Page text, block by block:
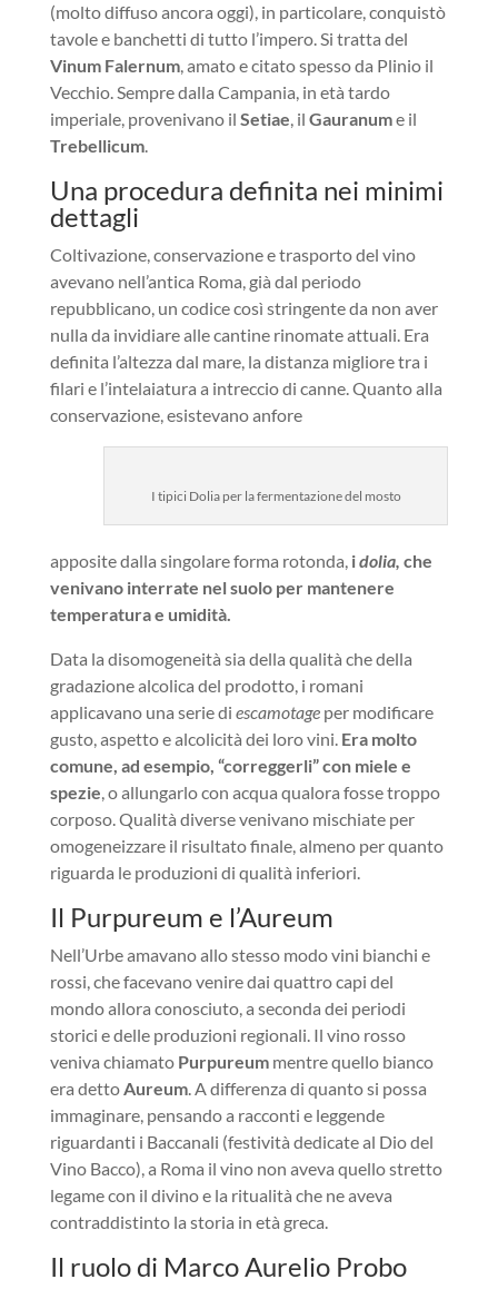
(molto diffuso ancora oggi), in particolare, conquistò
tavole e banchetti di tutto l’impero. Si tratta del
Vinum Falernum, amato e citato spesso da Plinio il
Vecchio. Sempre dalla Campania, in età tardo
imperiale, provenivano il Setiae, il Gauranume il
Trebellicum.
Una procedura definita nei minimi
dettagli
Coltivazione, conservazione e trasporto del vino
avevano nell’antica Roma, già dal periodo
repubblicano, un codice così stringente da non aver
nulla da invidiare alle cantine rinomate attuali. Era
definita l’altezza dal mare, la distanza migliore tra i
filari e l’intelaiatura a intreccio di canne. Quanto alla
conservazione, esistevano anfore
I tipici Dolia per la fermentazione del mosto
apposite dalla singolare forma rotonda, idolia, che
venivano interrate nel suolo per mantenere
temperatura e umidità.
Data la disomogeneità sia della qualità che della
gradazione alcolica del prodotto, i romani
applicavano una serie di escamotageper modificare
gusto, aspetto e alcolicità dei loro vini. Era molto
comune, ad esempio, “correggerli” con miele e
spezie, o allungarlo con acqua qualora fosse troppo
corposo. Qualità diverse venivano mischiate per
omogeneizzare il risultato finale, almeno per quanto
riguarda le produzioni di qualità inferiori.
Il Purpureum e l’Aureum
Nell’Urbe amavano allo stesso modo vini bianchi e
rossi, che facevano venire dai quattro capi del
mondo allora conosciuto, a seconda dei periodi
storici e delle produzioni regionali. Il vino rosso
veniva chiamato Purpureummentre quello bianco
era dettoAureum. A differenza di quanto si possa
immaginare, pensando a racconti e leggende
riguardanti i Baccanali (festività dedicate al Dio del
Vino Bacco), a Roma il vino non aveva quello stretto
legame con il divino e la ritualità che ne aveva
contraddistinto la storia in età greca.
Il ruolo di Marco Aurelio Probo